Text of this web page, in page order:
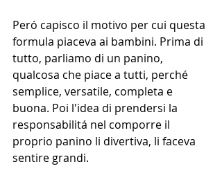
Peró capisco il motivo per cui questa
formula piaceva ai bambini. Prima di
tutto, parliamo di un panino,
qualcosa che piace a tutti, perché
semplice, versatile, completa e
buona. Poi l'idea di prendersi la
responsabilitá nel comporre il
proprio panino li divertiva, li faceva
sentire grandi.